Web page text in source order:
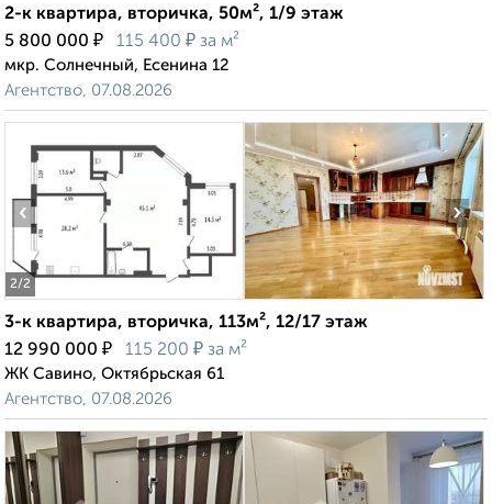
2-к квартира, вторичка, 50м², 1/9 этаж
5 800 000 ₽ 115 400 ₽ за м²
мкр. Солнечный, Есенина 12
Агентство, 07.08.2026
2/2
‹ ›
3-к квартира, вторичка, 113м², 12/17 этаж
12 990 000 ₽ 115 200 ₽ за м²
ЖК Савино, Октябрьская 61
Агентство, 07.08.2026